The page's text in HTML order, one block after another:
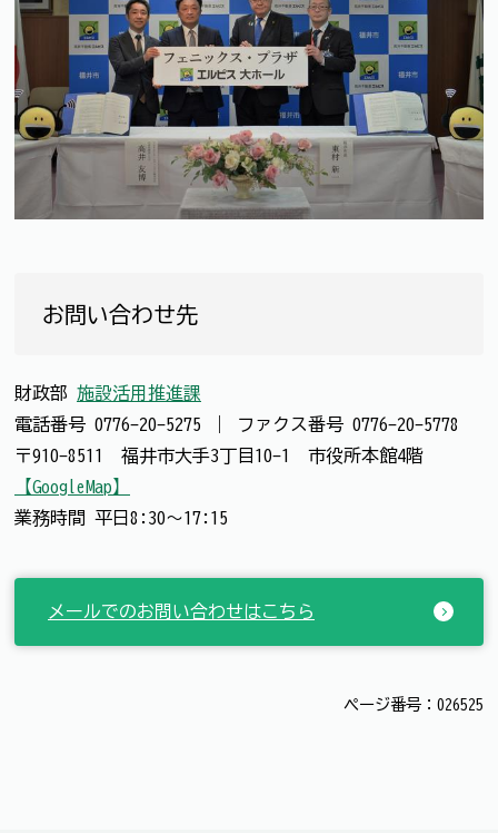
お問い合わせ先
財政部 施設活用推進課
電話番号 0776-20-5275 ファクス番号 0776-20-5778
〒910-8511 福井市大手3丁目10-1 市役所本館4階
【GoogleMap】
業務時間 平日8:30～17:15
メールでのお問い合わせはこちら
ページ番号：026525